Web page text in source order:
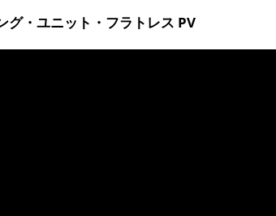
グ・ユニット・フラトレス PV